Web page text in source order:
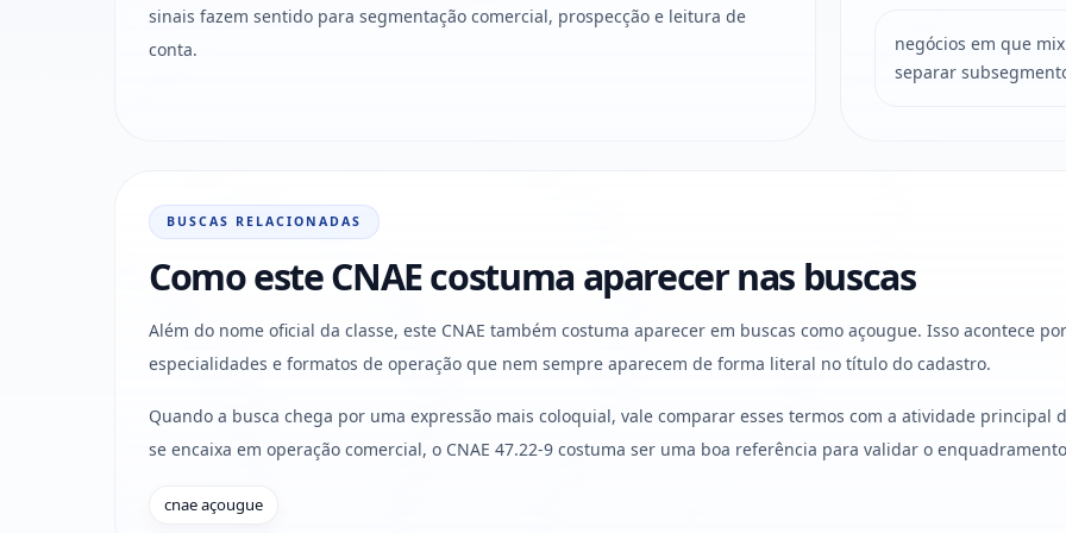
sinais fazem sentido para segmentação comercial, prospecção e leitura de
conta.
negócios em que
separar
BUSCAS RELACIONADAS
Como este CNAE costuma aparecer nas buscas
Além do nome oficial da classe, este CNAE também costuma aparecer em buscas como açougue. Isso acontece
especialidades e formatos de operação que nem sempre aparecem de forma literal no título do cadastro.
Quando a busca chega por uma expressão mais coloquial, vale comparar esses termos com a atividade principal
se encaixa em operação comercial, o CNAE 47.22-9 costuma ser uma boa referência para validar o
cnae açougue